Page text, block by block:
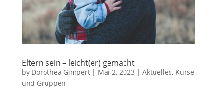
Eltern sein – leicht(er) gemacht
by Dorothea Gimpert| Mai 2, 2023 | Aktuelles, Kurse
und Gruppen